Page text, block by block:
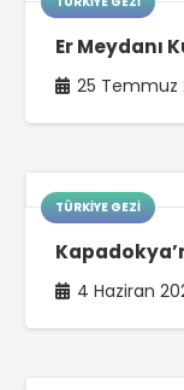
Er Meydanı
25 Temmuz
TÜRKIYE GEZI
4 Haziran